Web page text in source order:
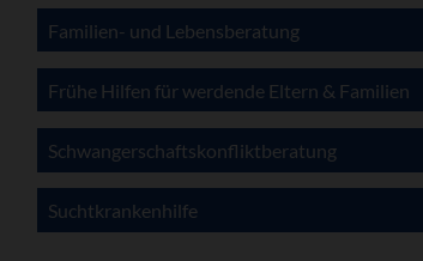
Familien- und Lebensberatung
Frühe Hilfen für werdende Eltern & Familien
Schwangerschaftskonfliktberatung
Suchtkrankenhilfe